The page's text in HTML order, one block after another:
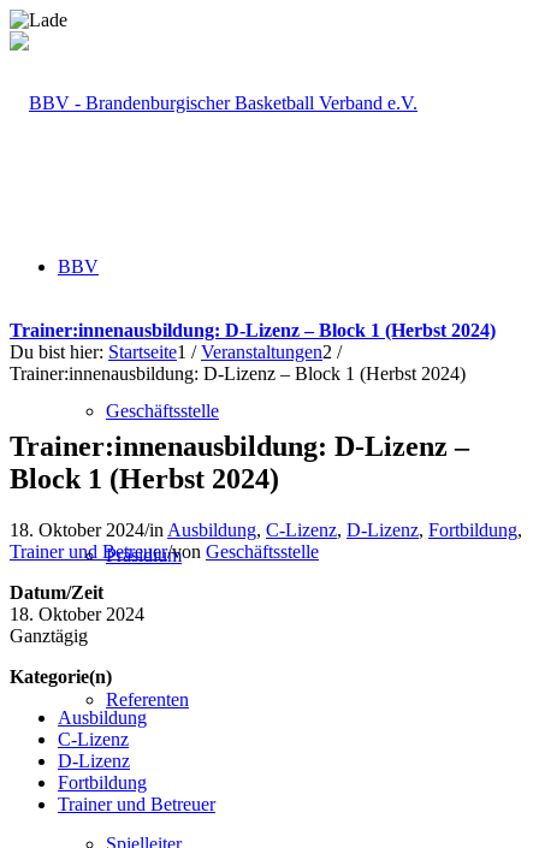
BBV
Geschäftsstelle
Präsidium
Referenten
Spielleiter
Trainer:innenausbildung: D-Lizenz – Block 1 (Herbst 2024)
Du bist hier: Startseite1 / Veranstaltungen2 /
Trainer:innenausbildung: D-Lizenz – Block 1 (Herbst 2024)
Trainer:innenausbildung: D-Lizenz –
Block 1 (Herbst 2024)
18. Oktober 2024/in Ausbildung, C-Lizenz, D-Lizenz, Fortbildung,
Trainer und Betreuer/von Geschäftsstelle
Datum/Zeit
18. Oktober 2024
Ganztägig
Kategorie(n)
Ausbildung
C-Lizenz
D-Lizenz
Fortbildung
Trainer und Betreuer